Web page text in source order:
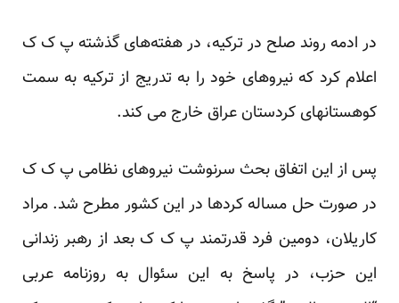
در ادمه روند صلح در ترکیه، در هفته‌های گذشته پ ک ک
اعلام کرد که نیروهای خود را به تدریج از ترکیه به سمت
کوهستانهای کردستان عراق خارج می کند.
پس از این اتفاق بحث سرنوشت نیروهای نظامی پ ک ک
در صورت حل مساله کردها در این کشور مطرح شد. مراد
کاریلان، دومین فرد قدرتمند پ ک ک بعد از رهبر زندانی
این حزب، در پاسخ به این سئوال به روزنامه عربی